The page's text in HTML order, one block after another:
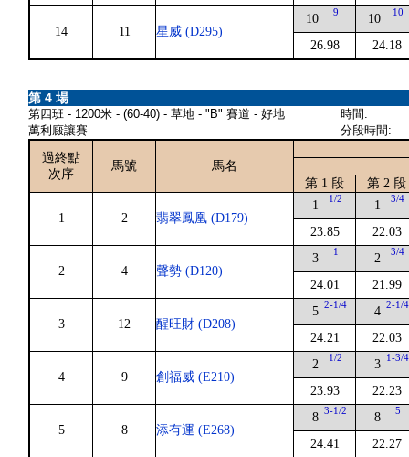
14 11 星威 (D295)
10 9
26.98
10 10
24.18
第 4 場
第四班 - 1200米 - (60-40) - 草地 - "B" 賽道 - 好地
萬利廄讓賽
時間:
分段時間:
過終點
次序
馬號
馬名
第 1 段
第 2 段
1 2 翡翠鳳凰 (D179)
1 1/2
23.85
1 3/4
22.03
2 4 聲勢 (D120)
3 1
24.01
2 3/4
21.99
3 12 醒旺財 (D208)
5 2-1/4
24.21
4 2-1/4
22.03
4 9 創福威 (E210)
2 1/2
23.93
3 1-3/4
22.23
5 8 添有運 (E268)
8 3-1/2
24.41
8 5
22.27